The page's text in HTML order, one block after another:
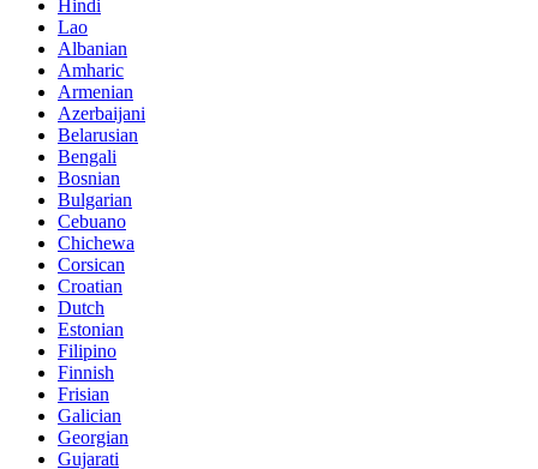
Hindi
Lao
Albanian
Amharic
Armenian
Azerbaijani
Belarusian
Bengali
Bosnian
Bulgarian
Cebuano
Chichewa
Corsican
Croatian
Dutch
Estonian
Filipino
Finnish
Frisian
Galician
Georgian
Gujarati